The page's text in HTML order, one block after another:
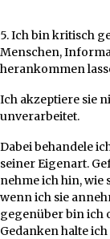
5. Ich bin kritisch
Menschen,
herankommen
Ich akzeptiere sie
unverarbeitet.
Dabei behandele
seiner Eigenart.
nehme ich hin, wie
wenn ich sie
gegenüber bin ich
Gedanken halte